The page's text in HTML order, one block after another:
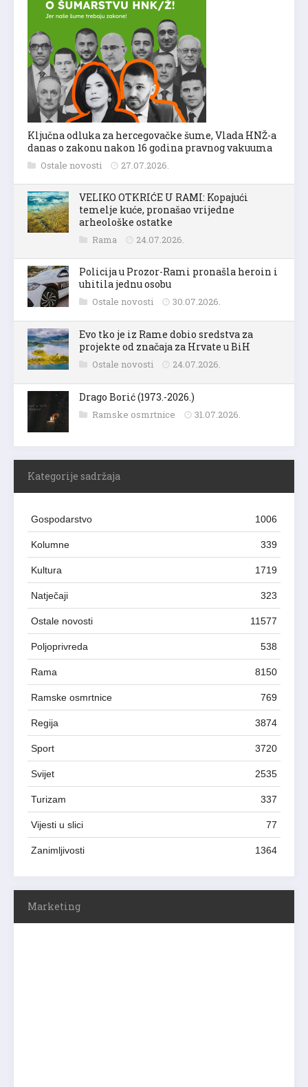
Ključna odluka za hercegovačke šume, Vlada HNŽ-a
danas o zakonu nakon 16 godina pravnog vakuuma
Ostale novosti 27.07.2026.
VELIKO OTKRIĆE U RAMI: Kopajući
temelje kuće, pronašao vrijedne
arheološke ostatke
Rama 24.07.2026.
Policija u Prozor-Rami pronašla heroin i
uhitila jednu osobu
Ostale novosti 30.07.2026.
Evo tko je iz Rame dobio sredstva za
projekte od značaja za Hrvate u BiH
Ostale novosti 24.07.2026.
Drago Borić (1973.-2026.)
Ramske osmrtnice 31.07.2026.
Kategorije sadržaja
Gospodarstvo 1006
Kolumne 339
Kultura 1719
Natječaji 323
Ostale novosti 11577
Poljoprivreda 538
Rama 8150
Ramske osmrtnice 769
Regija 3874
Sport 3720
Svijet 2535
Turizam 337
Vijesti u slici 77
Zanimljivosti 1364
Marketing